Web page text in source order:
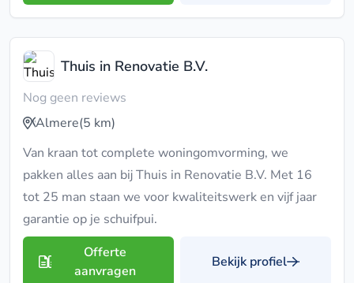
Thuis in Renovatie B.V.
Nog geen reviews
Almere(5 km)
Van kraan tot complete woningomvorming, we
pakken alles aan bij Thuis in Renovatie B.V. Met 16
tot 25 man staan we voor kwaliteitswerk en vijf jaar
garantie op je schuifpui.
Offerte
aanvragen
Bekijk profiel